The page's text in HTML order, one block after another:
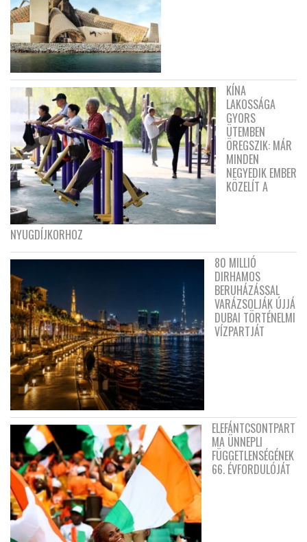
KÍNA
LAKOSSÁGA
GYORS
ÜTEMBEN
ÖREGSZIK: MÁR
MINDEN
NEGYEDIK EMBER
KÖZELÍT A
NYUGDÍJKORHOZ
80 MILLIÓ
DIRHAMOS
BERUHÁZÁSSAL
VARÁZSOLJÁK ÚJJÁ
DUBAI TÖRTÉNELMI
VÍZPARTJÁT
ELEFÁNTCSONTPART
MA ÜNNEPLI
FÜGGETLENSÉGÉNEK
66. ÉVFORDULÓJÁT